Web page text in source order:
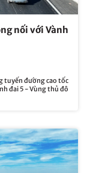
nối với Vành
tuyến đường cao tốc
đai 5 - Vùng thủ đô